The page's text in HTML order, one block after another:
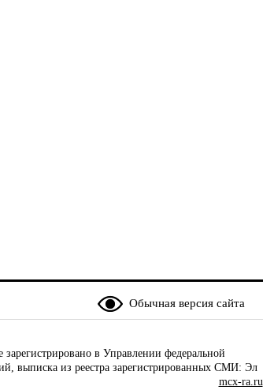
Обычная версия сайта
в Управлении федеральной
выписка из реестра зарегистрированных СМИ: Эл
mcx-ra.ru